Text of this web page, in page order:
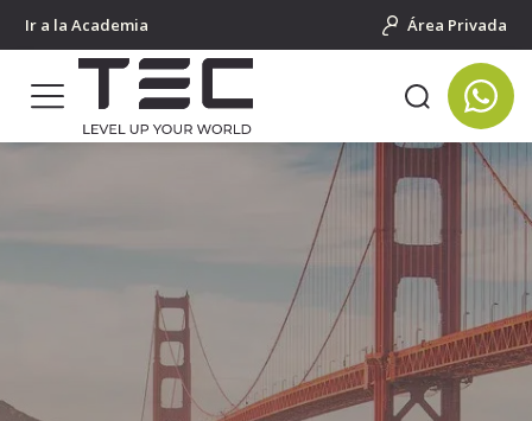
Ir a la Academia Área Privada